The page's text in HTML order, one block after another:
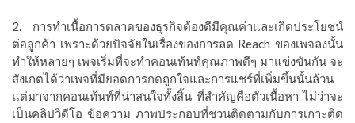
2. การทำเนื้อการตลาดของธุรกิจต้องดีมีคุณค่าและเกิดประโยชน์
ต่อลูกค้า เพราะด้วยปัจจัยในเรื่องของการลด Reachของเพจลงนั้น
ทำให้หลายๆ เพจเริ่มที่จะทำคอนเท้นท์คุณภาพดีๆ มาแข่งขันกัน จะ
สังเกตได้ว่าเพจที่มียอดการกดถูกใจและการแชร์ที่เพิ่มขึ้นนั้นล้วน
แต่มาจากคอนเท้นท์ที่น่าสนใจทั้งสิ้น ที่สำคัญคือตัวเนื้อหา ไม่ว่าจะ
เป็นคลิปวิดีโอ ข้อความ ภาพประกอบที่ชวนติดตามกับการเกาะติด